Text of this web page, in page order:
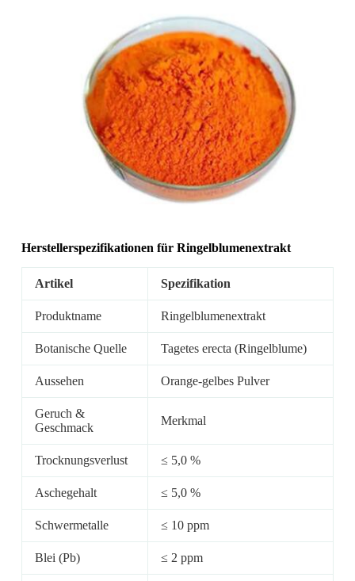
Herstellerspezifikationen für Ringelblumenextrakt
Artikel Spezifikation
Produktname Ringelblumenextrakt
Botanische Quelle Tagetes erecta (Ringelblume)
Aussehen Orange-gelbes Pulver
Geruch &
Geschmack
Merkmal
Trocknungsverlust ≤ 5,0 %
Aschegehalt ≤ 5,0 %
Schwermetalle ≤ 10 ppm
Blei (Pb) ≤ 2 ppm